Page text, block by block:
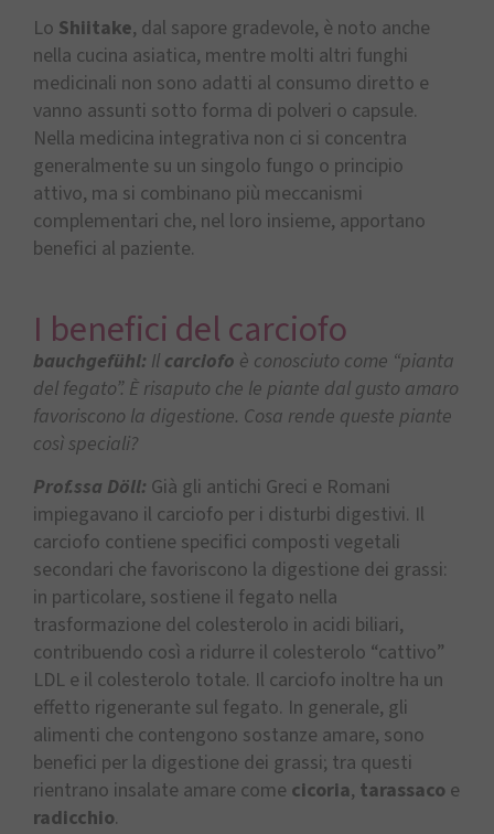
Lo Shiitake, dal sapore gradevole, è noto anche
nella cucina asiatica, mentre molti altri funghi
medicinali non sono adatti al consumo diretto e
vanno assunti sotto forma di polveri o capsule.
Nella medicina integrativa non ci si concentra
generalmente su un singolo fungo o principio
attivo, ma si combinano più meccanismi
complementari che, nel loro insieme, apportano
benefici al paziente.
I benefici del carciofo
bauchgefühl: Il carciofo è conosciuto come “pianta
del fegato”. È risaputo che le piante dal gusto amaro
favoriscono la digestione. Cosa rende queste piante
così speciali?
Prof.ssa Döll: Già gli antichi Greci e Romani
impiegavano il carciofo per i disturbi digestivi. Il
carciofo contiene specifici composti vegetali
secondari che favoriscono la digestione dei grassi:
in particolare, sostiene il fegato nella
trasformazione del colesterolo in acidi biliari,
contribuendo così a ridurre il colesterolo “cattivo”
LDL e il colesterolo totale. Il carciofo inoltre ha un
effetto rigenerante sul fegato. In generale, gli
alimenti che contengono sostanze amare, sono
benefici per la digestione dei grassi; tra questi
rientrano insalate amare come cicoria, tarassaco e
radicchio.